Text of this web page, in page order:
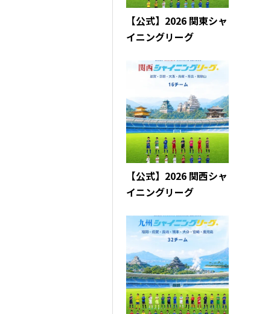
【公式】2026 関東シャ
イニングリーグ
【公式】2026 関西シャ
イニングリーグ